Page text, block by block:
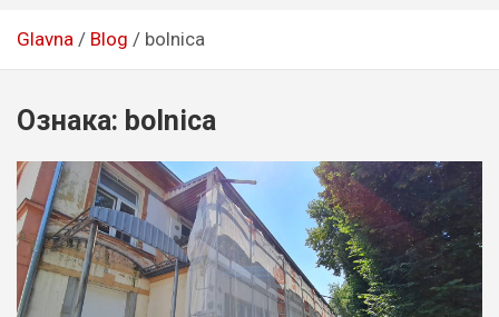
Glavna Blog bolnica
Ознака: bolnica